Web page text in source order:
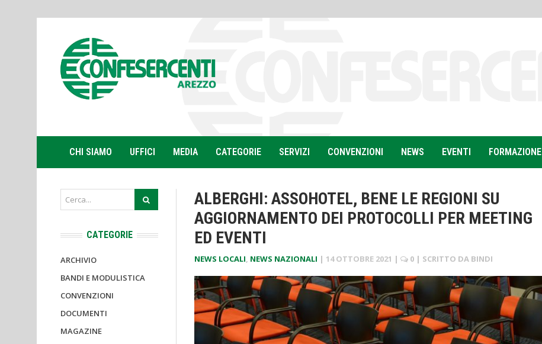
CHI SIAMO UFFICI MEDIA CATEGORIE SERVIZI CONVENZIONI NEWS EVENTI FORMAZIONE
ALBERGHI: ASSOHOTEL, BENE LE REGIONI SU
AGGIORNAMENTO DEI PROTOCOLLI PER MEETING
ED EVENTI
NEWS LOCALI, NEWS NAZIONALI | 14 OTTOBRE 2021 | 0 | SCRITTO DA BINDI
CATEGORIE
ARCHIVIO
BANDI E MODULISTICA
CONVENZIONI
DOCUMENTI
MAGAZINE